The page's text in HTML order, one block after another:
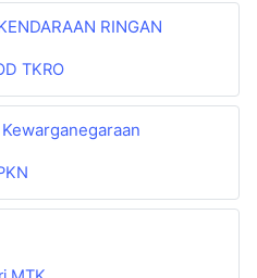
RINGAN
TKRO